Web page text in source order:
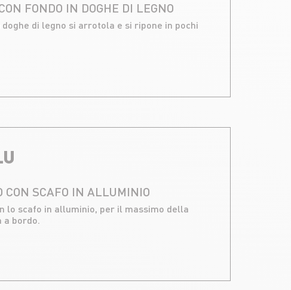
FONDO IN DOGHE DI LEGNO
di legno si arrotola e si ripone in pochi
CON SCAFO IN ALLUMINIO
lo scafo in alluminio, per il massimo della
a bordo.